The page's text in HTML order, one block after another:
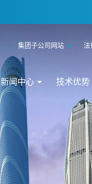
法
集团子公司网站
新闻中心 技术优势